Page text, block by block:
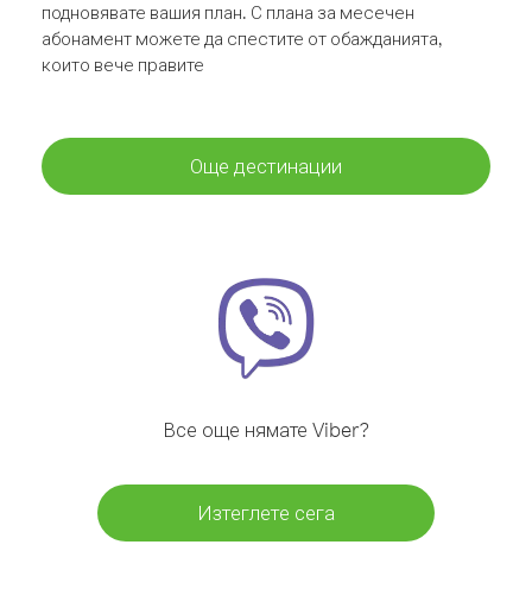
подновявате вашия план. С плана за месечен
абонамент можете да спестите от обажданията,
които вече правите
Още дестинации
Все още нямате Viber?
Изтеглете сега